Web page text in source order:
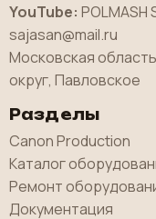
YouTube: POLMASH
sajasan@mail.ru
Московская
округ, Павловское
Разделы
Canon Production
Каталог
Ремонт
Документация